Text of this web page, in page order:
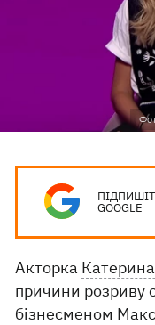
GOOGLE
Акторка
причини розриву
бізнесменом